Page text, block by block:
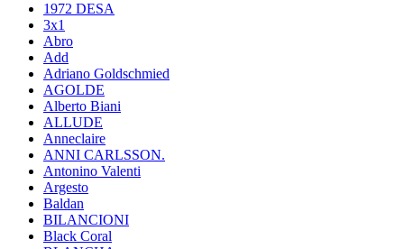
1972 DESA
3x1
Abro
Add
Adriano Goldschmied
AGOLDE
Alberto Biani
ALLUDE
Anneclaire
ANNI CARLSSON.
Antonino Valenti
Argesto
Baldan
BILANCIONI
Black Coral